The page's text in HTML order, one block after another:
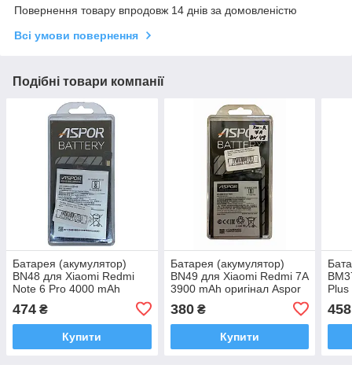
Повернення товару впродовж 14 днів за домовленістю
Всі умови повернення
Подібні товари компанії
Батарея (акумулятор)
BN48 для Xiaomi Redmi
Note 6 Pro 4000 mAh
474 ₴
Купити
Батарея (акумулятор)
BN49 для Xiaomi Redmi 7A
3900 mAh оригінал Aspor
380₴
Купити
458